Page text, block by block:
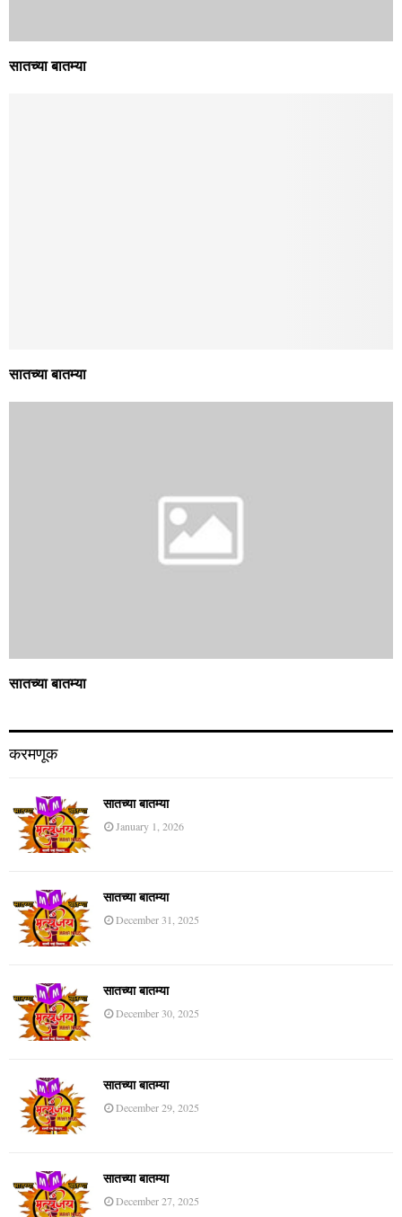
सातच्या बातम्या
सातच्या बातम्या
सातच्या बातम्या
करमणूक
सातच्या बातम्या
January 1, 2026
सातच्या बातम्या
December 31, 2025
सातच्या बातम्या
December 30, 2025
सातच्या बातम्या
December 29, 2025
सातच्या बातम्या
December 27, 2025